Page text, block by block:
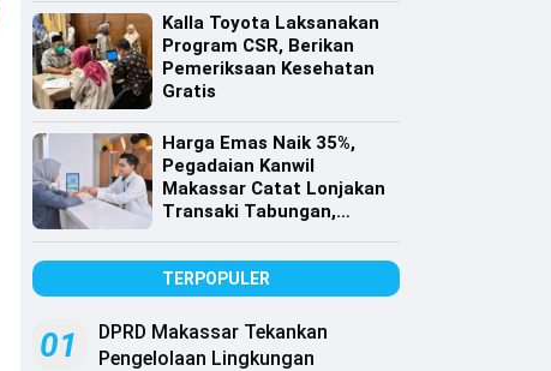
Kalla Toyota Laksanakan
Program CSR, Berikan
Pemeriksaan Kesehatan
Gratis
Harga Emas Naik 35%,
Pegadaian Kanwil
Makassar Catat Lonjakan
Transaki Tabungan,
TERPOPULER
01
DPRD Makassar Tekankan
Pengelolaan Lingkungan